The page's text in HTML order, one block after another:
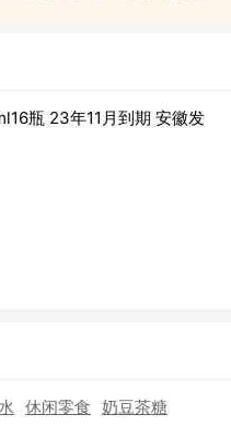
瓶 23年11月到期 安徽发
休闲零食 奶豆茶糖